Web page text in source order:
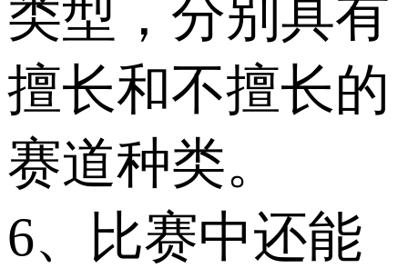
类型，分别具有
擅长和不擅长的
赛道种类。
6、比赛中还能